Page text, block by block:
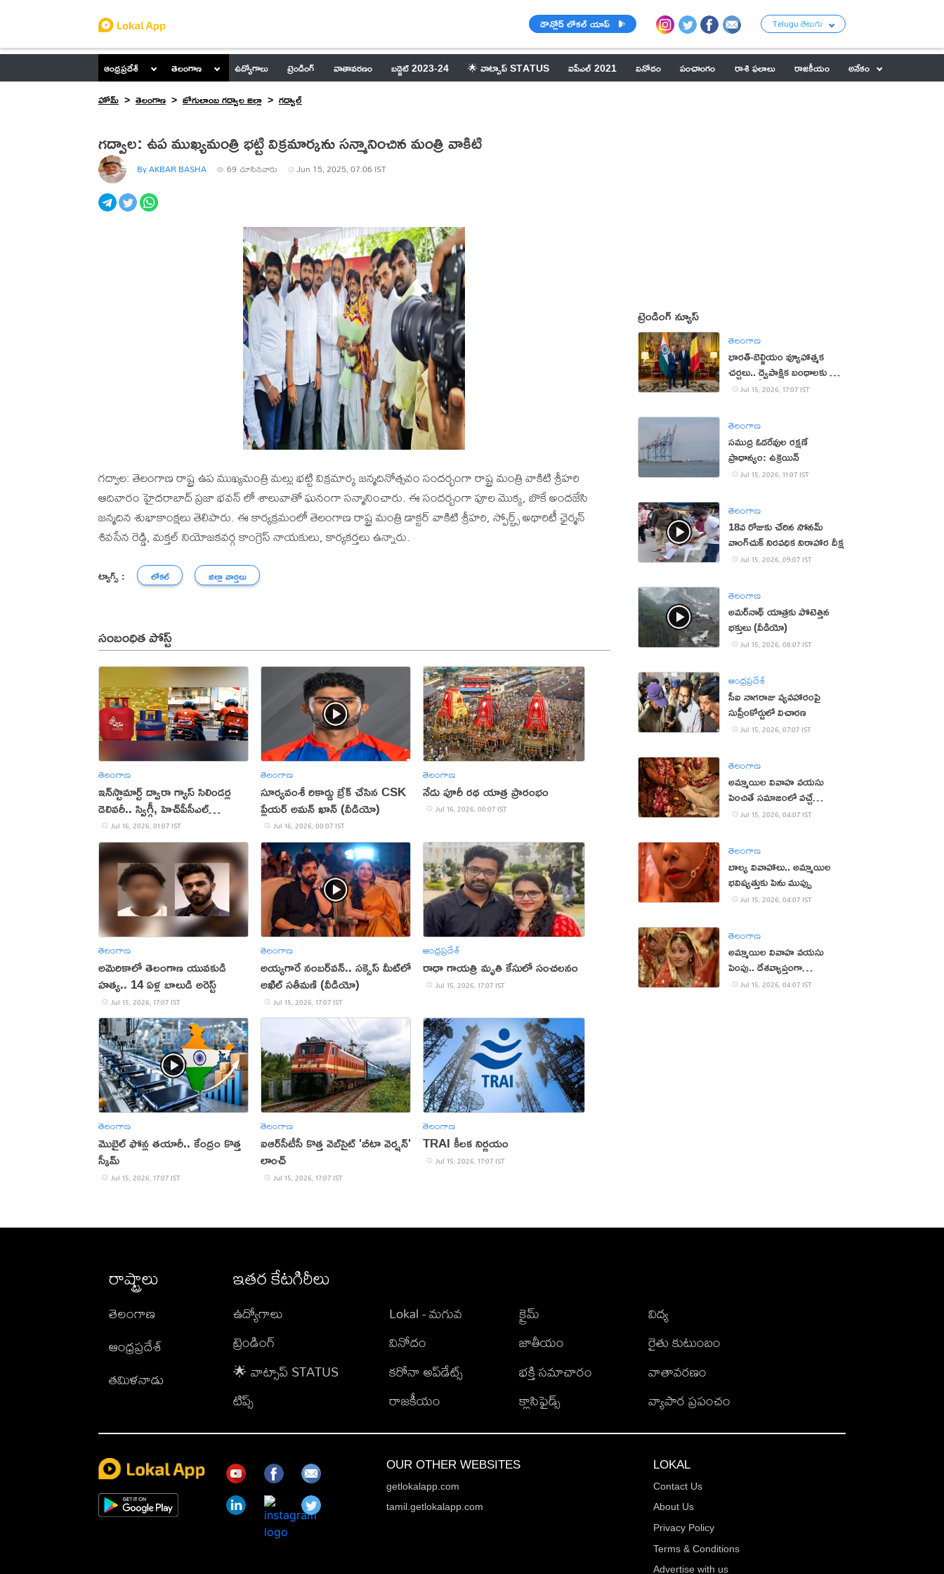
డౌన్లోడ్ లోకల్ యాప్ Telugu తెలుగు
ఆంధ్రప్రదేశ్ తెలంగాణ ఉద్యోగాలు ట్రెండింగ్ వాతావరణం బడ్జెట్ 2023-24 🌟 వాట్సాప్ STATUS ఐపీఎల్ 2021 వినోదం పంచాంగం రాశి ఫలాలు రాజకీయం
అనేకం
హోమ్
తెలంగాణ జోగులాంబ గద్వాల జిల్లా గద్వాల్
గద్వాల: ఉప ముఖ్యమంత్రి భట్టి విక్రమార్కను సన్మానించిన మంత్రి వాకిటి
By AKBAR BASHA 69 చూసినవారు Jun 15, 2025, 07:06 IST
గద్వాల: తెలంగాణ రాష్ట్ర ఉప ముఖ్యమంత్రి మల్లు భట్టి విక్రమార్క జన్మదినోత్సవం సందర్భంగా రాష్ట్ర మంత్రి వాకిటి శ్రీహరి
ఆదివారం హైదరాబాద్ ప్రజా భవన్ లో శాలువాతో ఘనంగా సన్మానించారు. ఈ సందర్బంగా పూల మొక్క, బొకే అందజేసి
జన్మదిన శుభాకాంక్షలు తెలిపారు. ఈ కార్యక్రమంలో తెలంగాణ రాష్ట్ర మంత్రి డాక్టర్ వాకిటి శ్రీహరి, స్పోర్ట్స్ అథారిటీ ఛైర్మన్
శివసేన రెడ్డి, మక్తల్ నియోజకవర్గ కాంగ్రెస్ నాయకులు, కార్యకర్తలు ఉన్నారు.
ట్యాగ్స్ : లోకల్ జిల్లా వార్తలు
సంబంధిత పోస్ట్
తెలంగాణ
ఇన్‌స్టామార్ట్ ద్వారా గ్యాస్ సిలిండర్ల
డెలివరీ.. స్విగ్గీ, హెచ్‌పీసీఎల్‌
ఒప్పందం
Jul 16, 2026, 01:07 IST
తెలంగాణ
సూర్యవంశీ రికార్డు బ్రేక్ చేసిన CSK
ప్లేయర్ అమన్ ఖాన్ (వీడియో)
Jul 16, 2026, 00:07 IST
తెలంగాణ
నేడు పూరీ రథ యాత్ర ప్రారంభం
Jul 16, 2026, 00:07 IST
తెలంగాణ
అమెరికాలో తెలంగాణ యువకుడి
హత్య.. 14 ఏళ్ల బాలుడి అరెస్ట్
Jul 15, 2026, 17:07 IST
తెలంగాణ
అయ్యగారే నంబర్‌వన్.. సక్సెస్‌ మీట్‌లో
అఖిల్ సతీమణి (వీడియో)
Jul 15, 2026, 17:07 IST
ఆంధ్రప్రదేశ్
రాధా గాయత్రి మృతి కేసులో సంచలనం
Jul 15, 2026, 17:07 IST
తెలంగాణ
మొబైల్‌ ఫోన్ల తయారీ.. కేంద్రం కొత్త
స్కీమ్‌
Jul 15, 2026, 17:07 IST
తెలంగాణ
ఐఆర్‌సీటీసీ కొత్త వెబ్‌సైట్ 'బీటా వెర్షన్'
లాంచ్
Jul 15, 2026, 17:07 IST
తెలంగాణ
TRAI కీలక నిర్ణయం
Jul 15, 2026, 17:07 IST
ట్రెండింగ్ న్యూస్
తెలంగాణ
భారత్-బెల్జియం వ్యూహాత్మక
చర్చలు.. ద్వైపాక్షిక బంధాలకు కొత్త
ఊపుJul 15, 2026, 17:07 IST
తెలంగాణ
సముద్ర ఓడరేవుల రక్షణే
ప్రాధాన్యం: ఉక్రెయిన్
Jul 15, 2026, 11:07 IST
తెలంగాణ
18వ రోజుకు చేరిన సోనమ్
వాంగ్‌చుక్ నిరవధిక నిరాహార దీక్ష
Jul 15, 2026, 09:07 IST
తెలంగాణ
అమర్‌నాథ్ యాత్రకు పోటెత్తిన
భక్తులు (వీడియో)
Jul 15, 2026, 08:07 IST
ఆంధ్రప్రదేశ్
సీఐ నాగరాజు వ్యవహారంపై
సుప్రీంకోర్టులో విచారణ
Jul 15, 2026, 07:07 IST
తెలంగాణ
అమ్మాయిల వివాహ వయసు
పెంచితే సమాజంలో వచ్చే
మార్పులు ఇవే!
Jul 15, 2026, 04:07 IST
తెలంగాణ
బాల్య వివాహాలు.. అమ్మాయిల
భవిష్యత్తుకు పెను ముప్పు
Jul 15, 2026, 04:07 IST
తెలంగాణ
అమ్మాయిల వివాహ వయసు
పెంపు.. దేశవ్యాప్తంగా
భిన్నాభిప్రాయాలు
Jul 15, 2026, 04:07 IST
రాష్ట్రాలు
తెలంగాణ
ఆంధ్రప్రదేశ్
తమిళనాడు
ఇతర కేటగిరీలు
ఉద్యోగాలు
ట్రెండింగ్
🌟 వాట్సాప్ STATUS
టిప్స్
Lokal - మగువ
వినోదం
కరోనా అప్‌డేట్స్
రాజకీయం
క్రైమ్
జాతీయం
భక్తి సమాచారం
క్లాసిఫైడ్స్
విద్య
రైతు కుటుంబం
వాతావరణం
వ్యాపార ప్రపంచం
OUR OTHER WEBSITES
getlokalapp.com
tamil.getlokalapp.com
LOKAL
Contact Us
About Us
Privacy Policy
Terms & Conditions
Advertise with us